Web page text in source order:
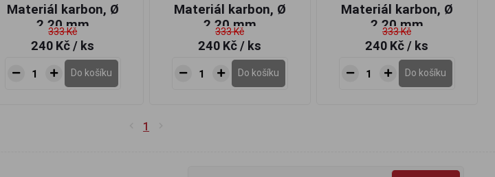
Materiál karbon, Ø
2,20 mm
333 Kč
240 Kč/ ks
Do košíku
Materiál karbon, Ø
2,20 mm
333 Kč
240 Kč/ ks
Do košíku
Materiál karbon, Ø
2,20 mm
333 Kč
240 Kč/ ks
Do košíku
1